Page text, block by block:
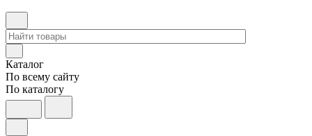
Каталог
По всему сайту
По каталогу